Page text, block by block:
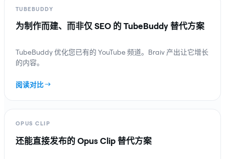
TUBEBUDDY
为制作而建、而非仅 SEO 的 TubeBuddy 替代方案
TubeBuddy 优化您已有的 YouTube 频道。Braiv 产出让它增长
的内容。
阅读对比
OPUS CLIP
还能直接发布的 Opus Clip 替代方案